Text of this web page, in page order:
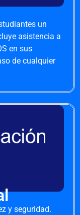
un
asistencia a
en sus
de cualquier
y seguridad.